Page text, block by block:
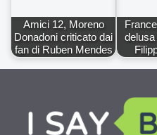
Amici 12, Moreno
Donadoni criticato dai
fan di Ruben Mendes